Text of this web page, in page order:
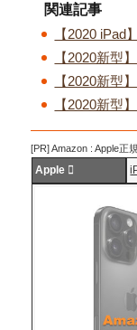
関連記事
【2020
【2020新型
【2020新型
【2020新型
[PR] Amazon : Apple正
Apple 